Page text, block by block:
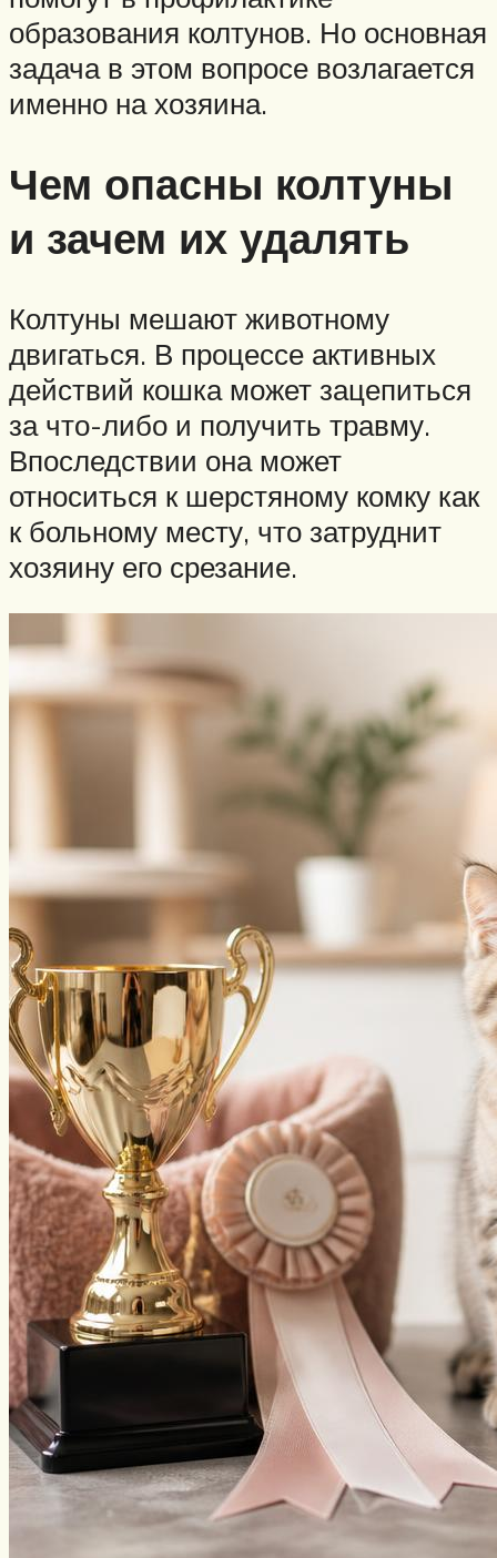
образования колтунов. Но основная
задача в этом вопросе возлагается
именно на хозяина.
Чем опасны колтуны
и зачем их удалять
Колтуны мешают животному
двигаться. В процессе активных
действий кошка может зацепиться
за что-либо и получить травму.
Впоследствии она может
относиться к шерстяному комку как
к больному месту, что затруднит
хозяину его срезание.